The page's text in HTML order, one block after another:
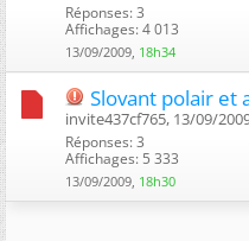
Réponses: 3
Affichages: 4 013
13/09/2009, 18h34
Slovant polair et
invite437cf765, 13/09/
Réponses: 3
Affichages: 5 333
13/09/2009, 18h30